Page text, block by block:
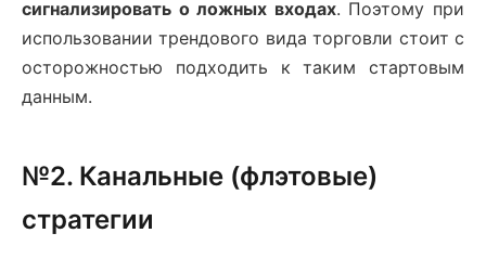
сигнализировать о ложных входах. Поэтому при
использовании трендового вида торговли стоит с
осторожностью подходить к таким стартовым
данным.
№2. Канальные (флэтовые)
стратегии